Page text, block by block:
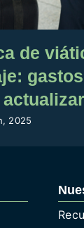
de
2025